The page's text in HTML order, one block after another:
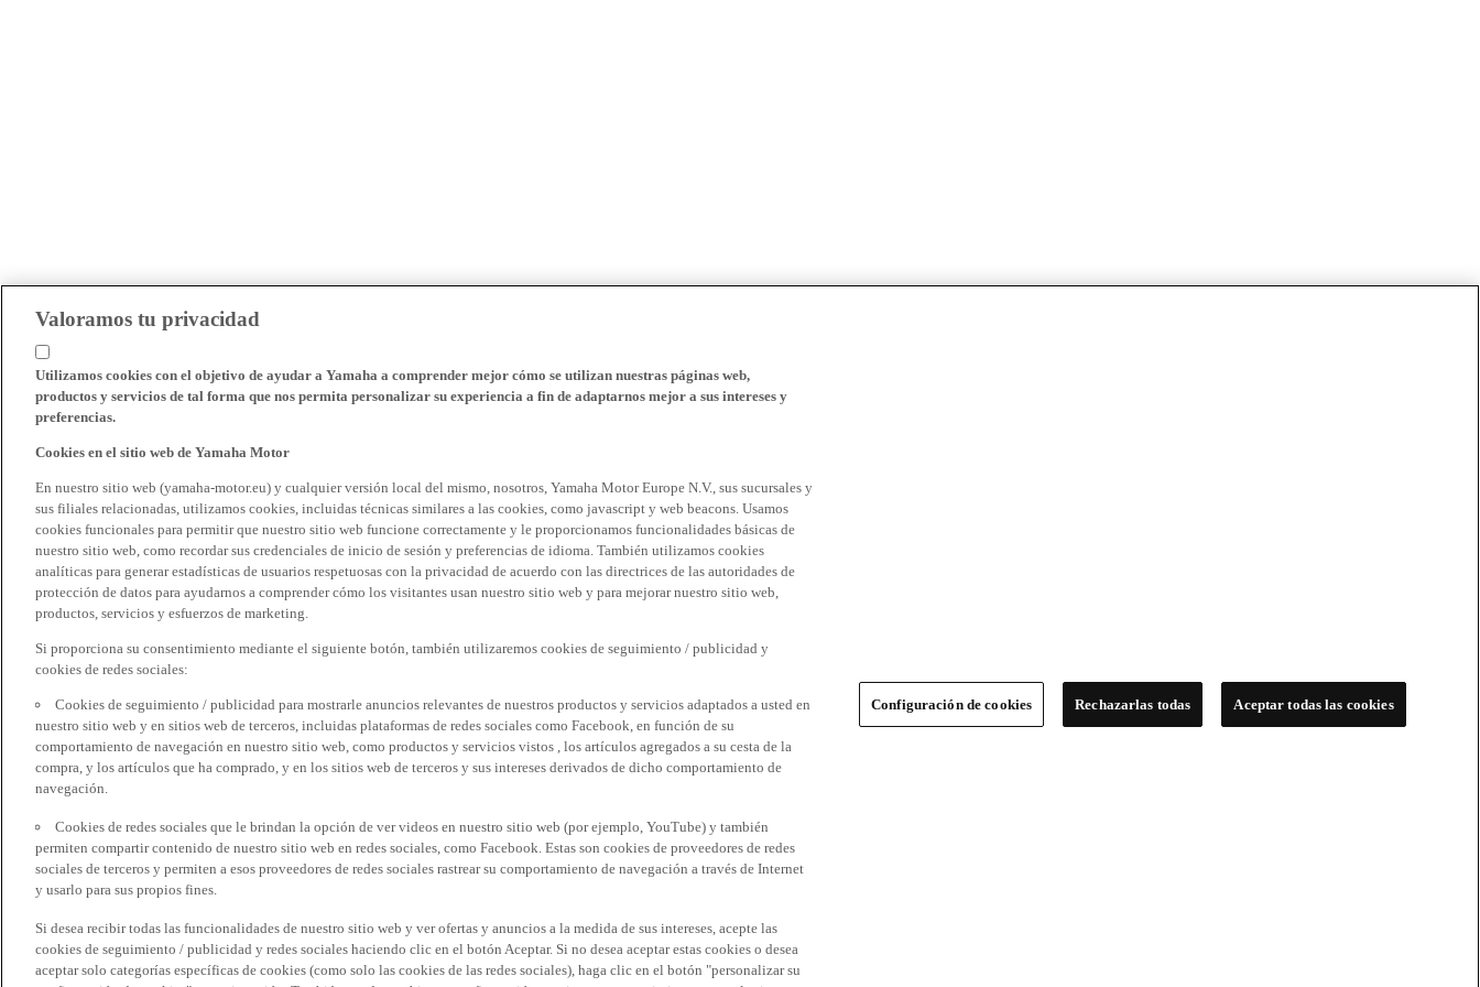
Valoramos tu privacidad
Utilizamos cookies con el objetivo de ayudar a Yamaha a comprender mejor cómo se utilizan nuestras páginas web,
productos y servicios de tal forma que nos permita personalizar su experiencia a fin de adaptarnos mejor a sus intereses y
preferencias.
Cookies en el sitio web de Yamaha Motor
En nuestro sitio web (yamaha-motor.eu) y cualquier versión local del mismo, nosotros, Yamaha Motor Europe N.V., sus sucursales y
sus filiales relacionadas, utilizamos cookies, incluidas técnicas similares a las cookies, como javascript y web beacons. Usamos
cookies funcionales para permitir que nuestro sitio web funcione correctamente y le proporcionamos funcionalidades básicas de
nuestro sitio web, como recordar sus credenciales de inicio de sesión y preferencias de idioma. También utilizamos cookies
analíticas para generar estadísticas de usuarios respetuosas con la privacidad de acuerdo con las directrices de las autoridades de
protección de datos para ayudarnos a comprender cómo los visitantes usan nuestro sitio web y para mejorar nuestro sitio web,
productos, servicios y esfuerzos de marketing.
Si proporciona su consentimiento mediante el siguiente botón, también utilizaremos cookies de seguimiento / publicidad y
cookies de redes sociales:
Cookies de seguimiento / publicidad para mostrarle anuncios relevantes de nuestros productos y servicios adaptados a usted en
nuestro sitio web y en sitios web de terceros, incluidas plataformas de redes sociales como Facebook, en función de su
comportamiento de navegación en nuestro sitio web, como productos y servicios vistos , los artículos agregados a su cesta de la
compra, y los artículos que ha comprado, y en los sitios web de terceros y sus intereses derivados de dicho comportamiento de
navegación.
Cookies de redes sociales que le brindan la opción de ver videos en nuestro sitio web (por ejemplo, YouTube) y también
permiten compartir contenido de nuestro sitio web en redes sociales, como Facebook. Estas son cookies de proveedores de redes
sociales de terceros y permiten a esos proveedores de redes sociales rastrear su comportamiento de navegación a través de Internet
y usarlo para sus propios fines.
Si desea recibir todas las funcionalidades de nuestro sitio web y ver ofertas y anuncios a la medida de sus intereses, acepte las
cookies de seguimiento / publicidad y redes sociales haciendo clic en el botón Aceptar. Si no desea aceptar estas cookies o desea
aceptar solo categorías específicas de cookies (como solo las cookies de las redes sociales), haga clic en el botón "personalizar su
Configuración de cookies Rechazarlas todas Aceptar todas las cookies